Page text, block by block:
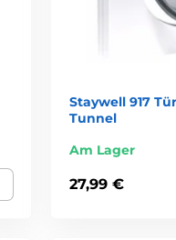
Staywell 917
Tunnel
Am Lager
27,99 €